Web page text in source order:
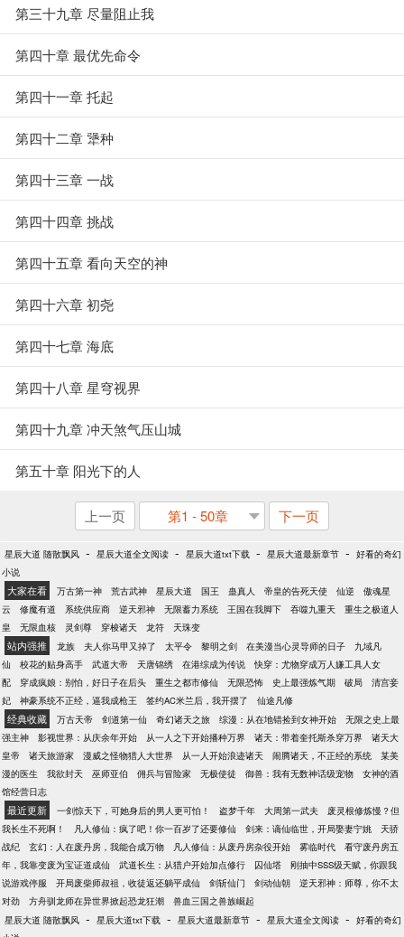
第三十九章 尽量阻止我
第四十章 最优先命令
第四十一章 托起
第四十二章 犟种
第四十三章 一战
第四十四章 挑战
第四十五章 看向天空的神
第四十六章 初尧
第四十七章 海底
第四十八章 星穹视界
第四十九章 冲天煞气压山城
第五十章 阳光下的人
上一页 第1 - 50章 下一页
星辰大道 随散飘风 - 星辰大道全文阅读 - 星辰大道txt下载 - 星辰大道最新章节 - 好看的奇幻
小说
大家在看 万古第一神 荒古武神 星辰大道 国王 蛊真人 帝皇的告死天使 仙逆
傲魂星
云
修魔有道 系统供应商 逆天邪神 无限蓄力系统 王国在我脚下 吞噬九重天
重生之极道人
皇
无限血核 灵剑尊 穿梭诸天 龙符 天珠变
站内强推 龙族 夫人你马甲又掉了 太平令 黎明之剑 在美漫当心灵导师的日子
九域凡
仙
校花的贴身高手 武道大帝 天唐锦绣 在港综成为传说
快穿：尤物穿成万人嫌工具人女
配
穿成疯娘：别怕，好日子在后头 重生之都市修仙 无限恐怖 史上最强炼气期 破局
清宫妾
妃
神豪系统不正经，逼我成枪王 签约AC米兰后，我开摆了 仙途凡修
经典收藏 万古天帝 剑道第一仙 奇幻诸天之旅 综漫：从在地错捡到女神开始
无限之史上最
强主神
影视世界：从庆余年开始 从一人之下开始播种万界 诸天：带着奎托斯杀穿万界
诸天大
皇帝
诸天旅游家 漫威之怪物猎人大世界 从一人开始浪迹诸天 闹腾诸天，不正经的系统
某美
漫的医生
我欲封天 巫师亚伯 佣兵与冒险家 无极使徒 御兽：我有无数神话级宠物
女神的酒
馆经营日志
最近更新 一剑惊天下，可她身后的男人更可怕！ 盗梦千年 大周第一武夫
废灵根修炼慢？但
我长生不死啊！
凡人修仙：疯了吧！你一百岁了还要修仙 剑来：谪仙临世，开局娶妻宁姚
天骄
战纪
玄幻：人在废丹房，我能合成万物 凡人修仙：从废丹房杂役开始 雾临时代
看守废丹房五
年，我靠变废为宝证道成仙
武道长生：从猎户开始加点修行 囚仙塔
刚抽中SSS级天赋，你跟我
说游戏停服
开局废柴师叔祖，收徒返还躺平成仙 剑斩仙门 剑动仙朝
逆天邪神：师尊，你不太
对劲
方舟驯龙师在异世界掀起恐龙狂潮
兽血三国之兽族崛起
星辰大道 随散飘风 - 星辰大道txt下载 - 星辰大道最新章节 - 星辰大道全文阅读 - 好看的奇幻